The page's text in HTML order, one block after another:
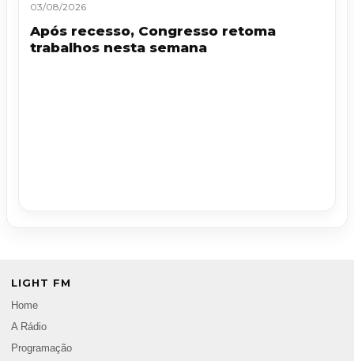
03/08/2026
Após recesso, Congresso retoma
trabalhos nesta semana
LIGHT FM
Home
A Rádio
Programação